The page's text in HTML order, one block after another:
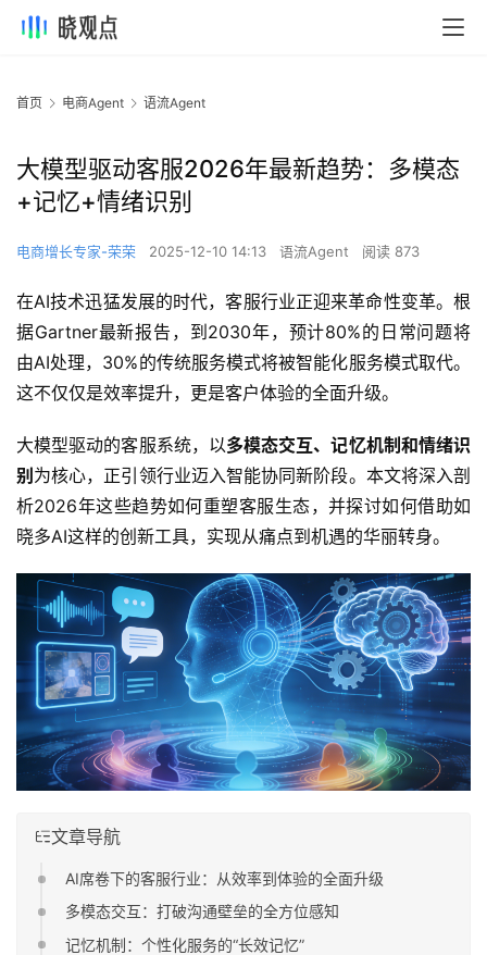
首页 电商Agent 语流Agent
大模型驱动客服2026年最新趋势：多模态
+记忆+情绪识别
电商增长专家-荣荣 2025-12-10 14:13 语流Agent 阅读 873
在AI技术迅猛发展的时代，客服行业正迎来革命性变革。根
据Gartner最新报告，到2030年，预计80%的日常问题将
由AI处理，30%的传统服务模式将被智能化服务模式取代。
这不仅仅是效率提升，更是客户体验的全面升级。
大模型驱动的客服系统，以多模态交互、记忆机制和情绪识
别 为核心，正引领行业迈入智能协同新阶段。本文将深入剖
析2026年这些趋势如何重塑客服生态，并探讨如何借助如
晓多AI这样的创新工具，实现从痛点到机遇的华丽转身。
文章导航
AI席卷下的客服行业：从效率到体验的全面升级
多模态交互：打破沟通壁垒的全方位感知
记忆机制：个性化服务的“长效记忆”